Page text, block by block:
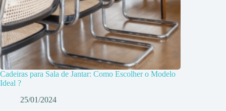
Cadeiras para Sala de Jantar: Como Escolher o Modelo
Ideal ?
25/01/2024